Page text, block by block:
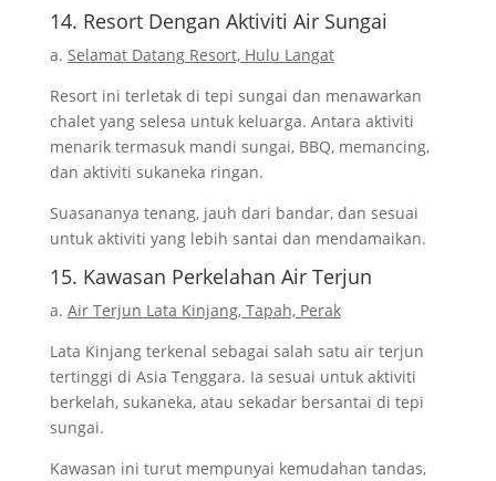
14. Resort Dengan Aktiviti Air Sungai
a. Selamat Datang Resort, Hulu Langat
Resort ini terletak di tepi sungai dan menawarkan
chalet yang selesa untuk keluarga. Antara aktiviti
menarik termasuk mandi sungai, BBQ, memancing,
dan aktiviti sukaneka ringan.
Suasananya tenang, jauh dari bandar, dan sesuai
untuk aktiviti yang lebih santai dan mendamaikan.
15. Kawasan Perkelahan Air Terjun
a. Air Terjun Lata Kinjang, Tapah, Perak
Lata Kinjang terkenal sebagai salah satu air terjun
tertinggi di Asia Tenggara. Ia sesuai untuk aktiviti
berkelah, sukaneka, atau sekadar bersantai di tepi
sungai.
Kawasan ini turut mempunyai kemudahan tandas,